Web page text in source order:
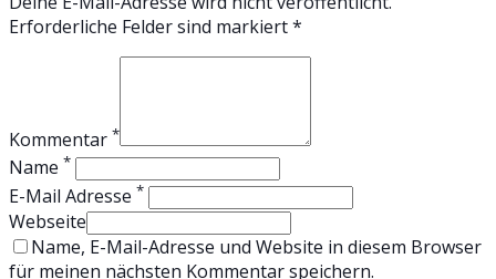
Erforderliche Felder sind markiert *
Kommentar *
Name *
E-Mail Adresse *
Webseite
Name, E-Mail-Adresse und Website in diesem Browser
für meinen nächsten Kommentar speichern.